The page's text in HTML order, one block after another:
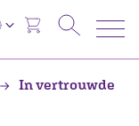
In vertrouwde